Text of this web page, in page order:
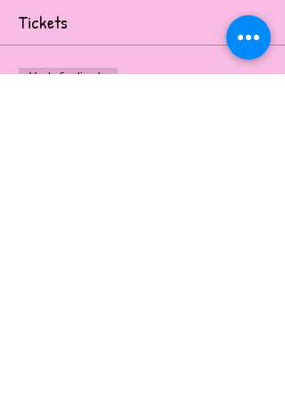
Tickets
Venta finalizada